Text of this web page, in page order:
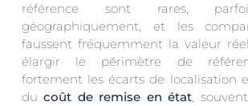
référence sont rares,
géographiquement, et les
faussent fréquemment la valeur
élargir le périmètre de
fortement les écarts de localisation
ducoût de remise en état,